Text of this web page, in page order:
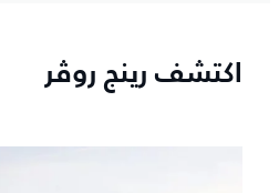
اكتشف رينج روڤر